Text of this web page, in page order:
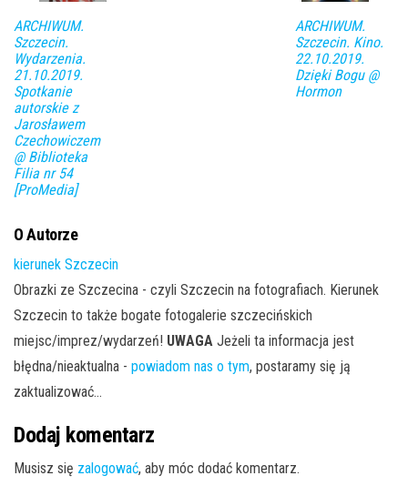
ARCHIWUM.
Szczecin.
Wydarzenia.
21.10.2019.
Spotkanie
autorskie z
Jarosławem
Czechowiczem
@ Biblioteka
Filia nr 54
[ProMedia]
ARCHIWUM.
Szczecin. Kino.
22.10.2019.
Dzięki Bogu @
Hormon
O Autorze
kierunek Szczecin
Obrazki ze Szczecina - czyli Szczecin na fotografiach. Kierunek
Szczecin to także bogate fotogalerie szczecińskich
miejsc/imprez/wydarzeń! UWAGA Jeżeli ta informacja jest
błędna/nieaktualna - powiadom nas o tym, postaramy się ją
zaktualizować...
Dodaj komentarz
Musisz się zalogować, aby móc dodać komentarz.